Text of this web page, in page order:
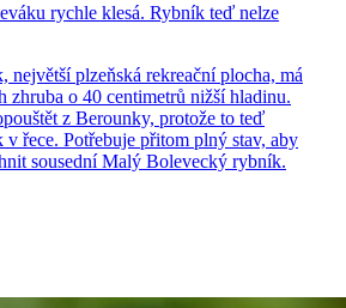
rychle klesá. Rybník teď nelze
plzeňská rekreační plocha, má
zhruba o 40 centimetrů nižší hladinu.
z Berounky, protože to teď
řece. Potřebuje přitom plný stav, aby
sousední Malý Bolevecký rybník.